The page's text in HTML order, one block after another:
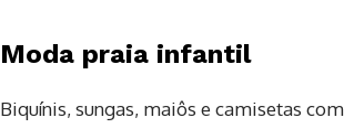
Moda praia infantil
Biquínis, sungas, maiôs e camisetas